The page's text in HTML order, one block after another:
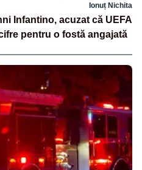
Ionuț Nichita
Infantino, acuzat că UEFA
pentru o fostă angajată